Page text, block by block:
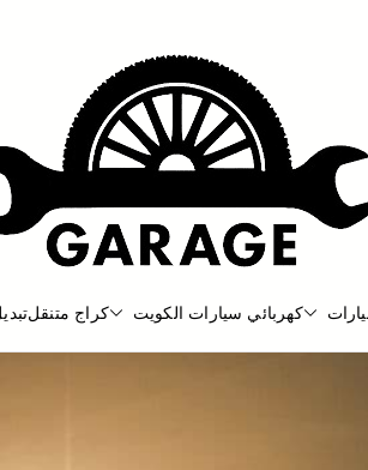
بنشر متنقل
بنشر متنقل الكويتكهربائي سيارات الكويت كراج متنقل